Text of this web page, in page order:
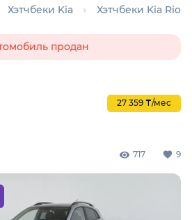
Хэтчбеки Kia Хэтчбеки Kia Rio
продан
27 359 ₸/мес
717 9